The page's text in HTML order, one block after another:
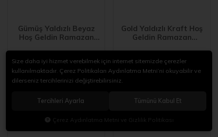
Gümüş Yaldızlı Beyaz
Hoş Geldin Ramazan
Gold Yaldızlı Kraft Hoş
Geldin Ramazan
Size daha iyi hizmet verebilmek için internet sitemizde çerezler
kullanılmaktadır. Çerez Politikaları Aydınlatma Metni’ni okuyabilir ve
dilerseniz tercihlerinizi değiştirebilirsiniz.
Tercihleri Ayarla Tümünü Kabul Et
Çerez Aydınlatma Metni ve Gizlilik Politikası